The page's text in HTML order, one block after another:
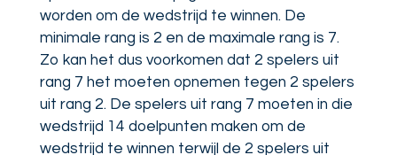
worden om de wedstrijd te winnen. De
minimale rang is 2 en de maximale rang is 7.
Zo kan het dus voorkomen dat 2 spelers uit
rang 7 het moeten opnemen tegen 2 spelers
uit rang 2. De spelers uit rang 7 moeten in die
wedstrijd 14 doelpunten maken om de
wedstrijd te winnen terwijl de 2 spelers uit